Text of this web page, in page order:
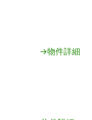
→物件詳細